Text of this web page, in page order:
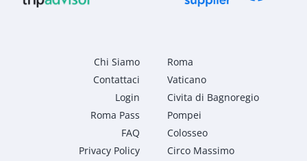
Chi Siamo
Contattaci
Login
Roma Pass
FAQ
Privacy Policy
Roma
Vaticano
Civita di Bagnoregio
Pompei
Colosseo
Circo Massimo